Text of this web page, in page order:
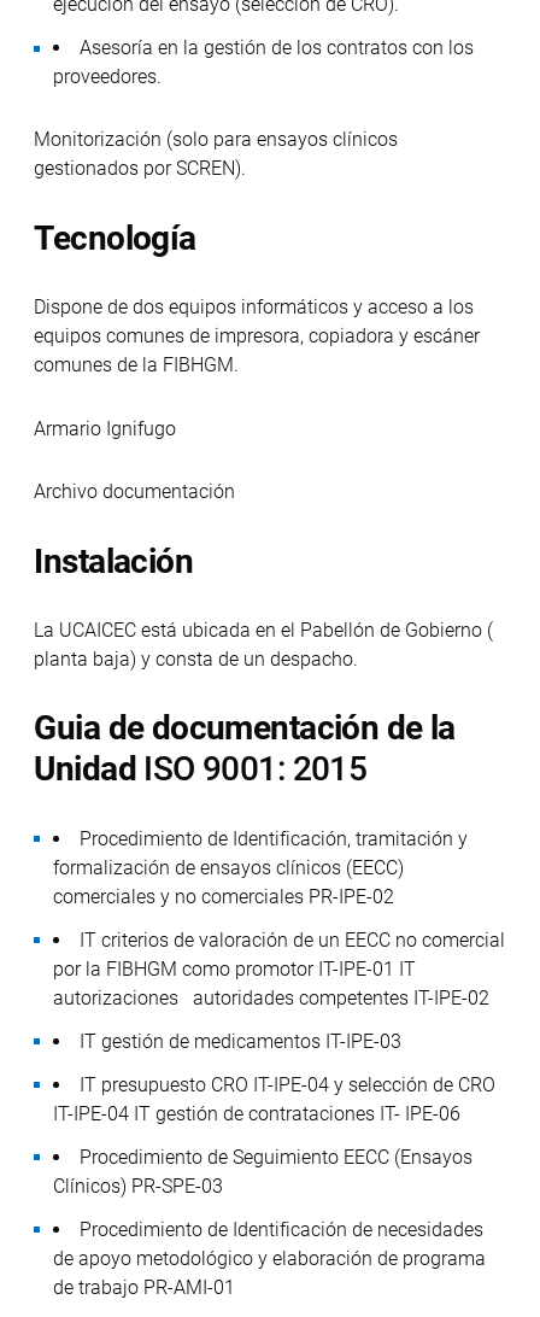
Asesoría en la gestión de los contratos con los
proveedores.
Monitorización (solo para ensayos clínicos
gestionados por SCREN).
Tecnología
Dispone de dos equipos informáticos y acceso a los
equipos comunes de impresora, copiadora y escáner
comunes de la FIBHGM.
Armario Ignifugo
Archivo documentación
Instalación
La UCAICEC está ubicada en el Pabellón de Gobierno (
planta baja) y consta de un despacho.
Guia de documentación de la
Unidad ISO 9001: 2015
Procedimiento de Identificación, tramitación y
formalización de ensayos clínicos (EECC)
comerciales y no comerciales PR-IPE-02
IT criterios de valoración de un EECC no comercial
por la FIBHGM como promotor IT-IPE-01 IT
autorizaciones autoridades competentes IT-IPE-02
IT gestión de medicamentos IT-IPE-03
IT presupuesto CRO IT-IPE-04 y selección de CRO
IT-IPE-04 IT gestión de contrataciones IT- IPE-06
Procedimiento de Seguimiento EECC (Ensayos
Clínicos) PR-SPE-03
Procedimiento de Identificación de necesidades
de apoyo metodológico y elaboración de programa
de trabajo PR-AMI-01